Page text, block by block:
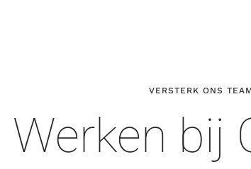
VERSTERK ONS
Werken bij